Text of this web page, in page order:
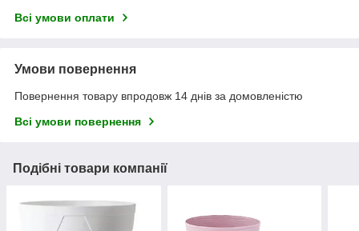
Всі умови оплати
Умови повернення
Повернення товару впродовж 14 днів за домовленістю
Всі умови повернення
Подібні товари компанії